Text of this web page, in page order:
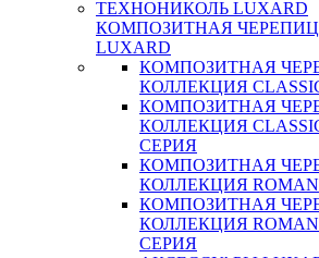
КОМПОЗИТНАЯ
LUXARD
КОМПОЗИТНАЯ
КОЛЛЕКЦИЯ
КОМПОЗИТНАЯ
КОЛЛЕКЦИЯ
СЕРИЯ
КОМПОЗИТНАЯ
КОЛЛЕКЦИЯ ROMAN
КОМПОЗИТНАЯ
КОЛЛЕКЦИЯ
СЕРИЯ